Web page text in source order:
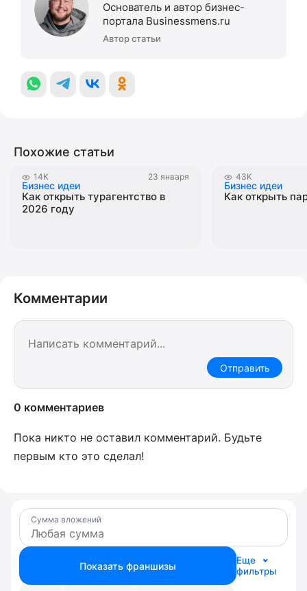
Основатель и автор бизнес-
портала Businessmens.ru
Автор статьи
Похожие статьи
14K 23 января
Бизнес идеи
Как открыть турагентство в
2026 году
43K
Бизнес идеи
Как открыть
Комментарии
Отправить
0 комментариев
Пока никто не оставил комментарий. Будьте
первым кто это сделал!
Сумма вложений
Показать франшизы
Еще
фильтры